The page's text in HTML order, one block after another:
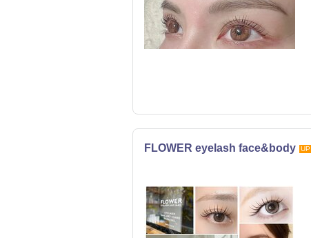
FLOWER eyelash face&body UP